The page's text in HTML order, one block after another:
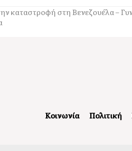
καταστροφή στη Βενεζουέλα –
Κοινωνία Πολιτική